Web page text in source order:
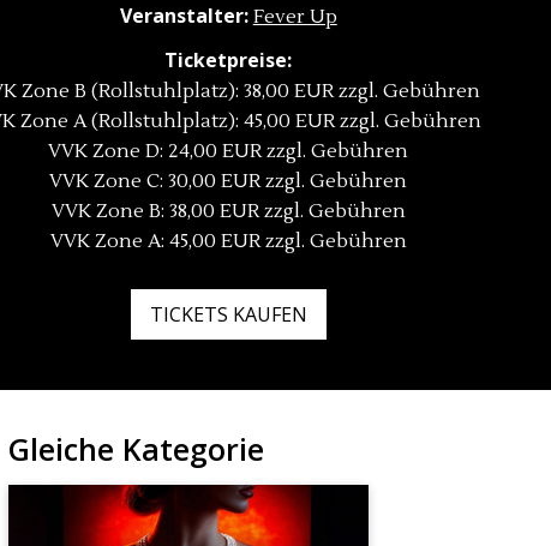
Veranstalter: Fever Up
Ticketpreise:
Zone B (Rollstuhlplatz): 38,00 EUR zzgl. Gebühren
Zone A (Rollstuhlplatz): 45,00 EUR zzgl. Gebühren
VVK Zone D: 24,00 EUR zzgl. Gebühren
VVK Zone C: 30,00 EUR zzgl. Gebühren
VVK Zone B: 38,00 EUR zzgl. Gebühren
VVK Zone A: 45,00 EUR zzgl. Gebühren
TICKETS KAUFEN
Gleiche Kategorie